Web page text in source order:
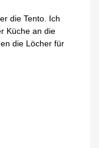
die Tento. Ich
Küche an die
die Löcher für